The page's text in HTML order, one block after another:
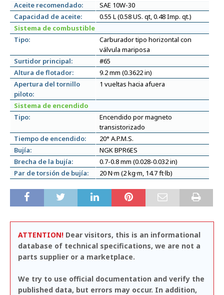
Aceite recomendado:
SAE 10W-30
Capacidad de aceite:
0.55 L (0.58 US. qt, 0.48 Imp. qt.)
Sistema de combustible
Tipo:
Carburador tipo horizontal con
válvula mariposa
Surtidor principal:
#65
Altura de flotador:
9.2 mm (0.3622 in)
Apertura del tornillo
piloto:
1 vueltas hacia afuera
Sistema de encendido
Tipo:
Encendido por magneto
transistorizado
Tiempo de encendido:
20° A.P.M.S.
Bujía:
NGK BPR6ES
Brecha de la bujía:
0.7-0.8 mm (0.028-0.032 in)
Par de torsión de bujía:
20 N·m (2 kg·m, 14.7 ft·lb)
ATTENTION! Dear visitors, this is an informational
database of technical specifications, we are not a
parts supplier or a marketplace.
We try to use official documentation and verify the
published data, but errors may occur. In addition,